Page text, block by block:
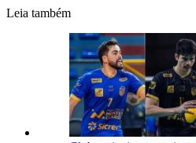
Leia também